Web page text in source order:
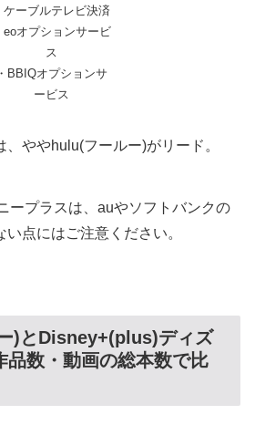
ケーブルテレビ決済
eoオプションサービ
ス
・BBIQオプションサ
ービス
ややhulu(フールー)がリード。
ープラスは、auやソフトバンクの
点にはご注意ください。
)とDisney+(plus)ディズ
品数・動画の総本数で比